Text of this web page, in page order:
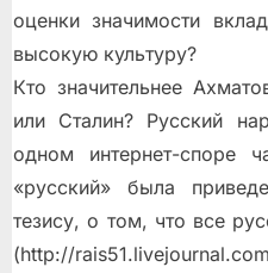
оценки значимости
высокую культуру?
Кто значительнее
или Сталин? Русский
одном интернет-споре
«русский» была
тезису, о том, что все
(http://